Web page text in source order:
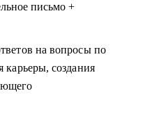
письмо +
на вопросы по
карьеры, создания